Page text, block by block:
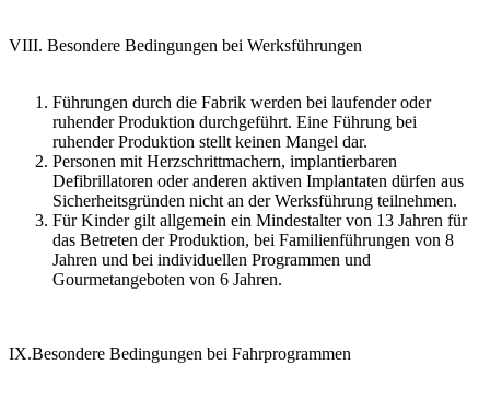
VIII. Besondere Bedingungen bei Werksführungen
Führungen durch die Fabrik werden bei laufender oder
ruhender Produktion durchgeführt. Eine Führung bei
ruhender Produktion stellt keinen Mangel dar.
Personen mit Herzschrittmachern, implantierbaren
Defibrillatoren oder anderen aktiven Implantaten dürfen aus
Sicherheitsgründen nicht an der Werksführung teilnehmen.
Für Kinder gilt allgemein ein Mindestalter von 13 Jahren für
das Betreten der Produktion, bei Familienführungen von 8
Jahren und bei individuellen Programmen und
Gourmetangeboten von 6 Jahren.
IX.Besondere Bedingungen bei Fahrprogrammen